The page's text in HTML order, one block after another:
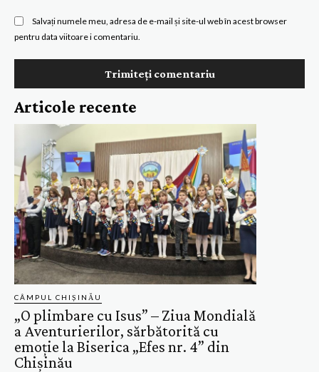
Salvați numele meu, adresa de e-mail și site-ul web în acest browser
pentru data viitoare i comentariu.
Articole recente
CÂMPUL CHIȘINĂU
„O plimbare cu Isus” – Ziua Mondială
a Aventurierilor, sărbătorită cu
emoție la Biserica „Efes nr. 4” din
Chișinău